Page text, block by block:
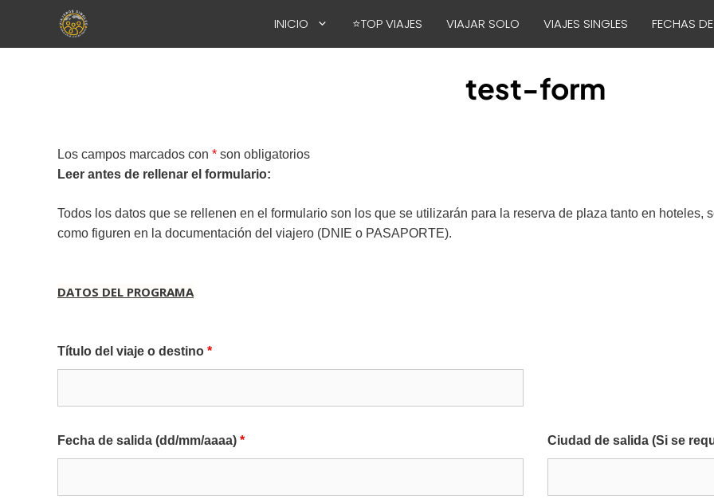
contenido
INICIO ⭐TOP VIAJES VIAJAR SOLO VIAJES SINGLES FECHAS
test-form
Los campos marcados con * son obligatorios
Leer antes de rellenar el formulario:
Todos los datos que se rellenen en el formulario son los que se utilizarán para la reserva de plaza tanto en hoteles,
como figuren en la documentación del viajero (DNIE o PASAPORTE).
DATOS DEL PROGRAMA
Título del viaje o destino *
Fecha de salida (dd/mm/aaaa) * Ciudad de salida (Si se